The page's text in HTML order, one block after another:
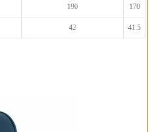
190
170
42 41.5